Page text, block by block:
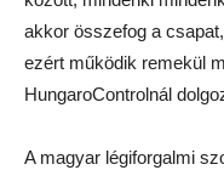
akkor összefog a
ezért működik remekül
HungaroControlnál
A magyar légiforgalmi